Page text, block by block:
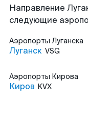
Направление
следующие
Аэропорты Луганска
Луганск VSG
Аэропорты Кирова
Киров KVX